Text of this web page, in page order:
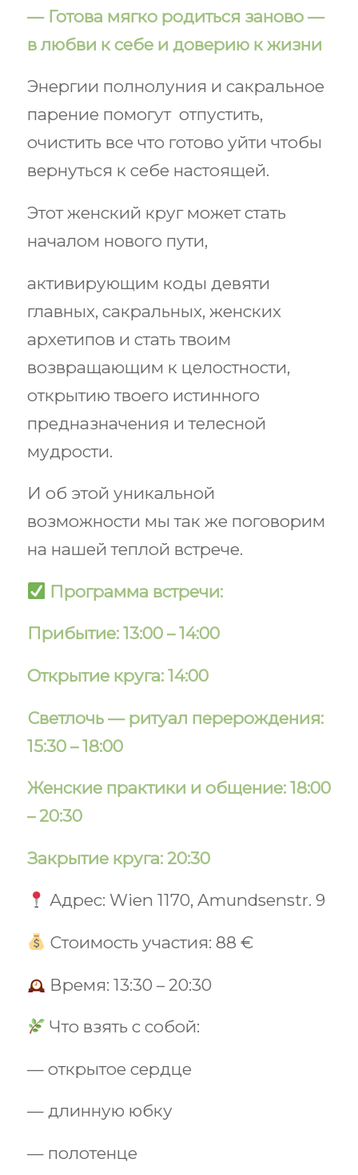
— Готова мягко родиться заново —
в любви к себе и доверию к жизни
Энергии полнолуния и сакральное
парение помогут отпустить,
очистить все что готово уйти чтобы
вернуться к себе настоящей.
Этот женский круг может стать
началом нового пути,
активирующим коды девяти
главных, сакральных, женских
архетипов и стать твоим
возвращающим к целостности,
открытию твоего истинного
предназначения и телесной
мудрости.
И об этой уникальной
возможности мы так же поговорим
на нашей теплой встрече.
Программа встречи:
Прибытие: 13:00 – 14:00
Открытие круга: 14:00
Светлочь — ритуал перерождения:
15:30 – 18:00
Женские практики и общение: 18:00
– 20:30
Закрытие круга: 20:30
Адрес: Wien 1170, Amundsenstr. 9
Стоимость участия: 88 €
Время: 13:30 – 20:30
Что взять с собой:
— открытое сердце
— длинную юбку
— полотенце